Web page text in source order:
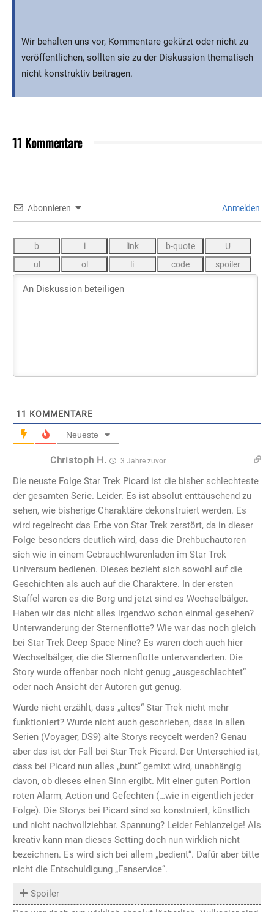
Wir behalten uns vor, Kommentare gekürzt oder nicht zu
veröffentlichen, sollten sie zu der Diskussion thematisch
nicht konstruktiv beitragen.
11 Kommentare
Abonnieren Anmelden
11 KOMMENTARE
Neueste
Christoph H. 3 Jahre zuvor
Die neuste Folge Star Trek Picard ist die bisher schlechteste
der gesamten Serie. Leider. Es ist absolut enttäuschend zu
sehen, wie bisherige Charaktäre dekonstruiert werden. Es
wird regelrecht das Erbe von Star Trek zerstört, da in dieser
Folge besonders deutlich wird, dass die Drehbuchautoren
sich wie in einem Gebrauchtwarenladen im Star Trek
Universum bedienen. Dieses bezieht sich sowohl auf die
Geschichten als auch auf die Charaktere. In der ersten
Staffel waren es die Borg und jetzt sind es Wechselbälger.
Haben wir das nicht alles irgendwo schon einmal gesehen?
Unterwanderung der Sternenflotte? Wie war das noch gleich
bei Star Trek Deep Space Nine? Es waren doch auch hier
Wechselbälger, die die Sternenflotte unterwanderten. Die
Story wurde offenbar noch nicht genug „ausgeschlachtet“
oder nach Ansicht der Autoren gut genug.
Wurde nicht erzählt, dass „altes“ Star Trek nicht mehr
funktioniert? Wurde nicht auch geschrieben, dass in allen
Serien (Voyager, DS9) alte Storys recycelt werden? Genau
aber das ist der Fall bei Star Trek Picard. Der Unterschied ist,
dass bei Picard nun alles „bunt“ gemixt wird, unabhängig
davon, ob dieses einen Sinn ergibt. Mit einer guten Portion
roten Alarm, Action und Gefechten (…wie in eigentlich jeder
Folge). Die Storys bei Picard sind so konstruiert, künstlich
und nicht nachvollziehbar. Spannung? Leider Fehlanzeige! Als
kreativ kann man dieses Setting doch nun wirklich nicht
bezeichnen. Es wird sich bei allem „bedient“. Dafür aber bitte
nicht die Entschuldigung „Fanservice“.
Spoiler